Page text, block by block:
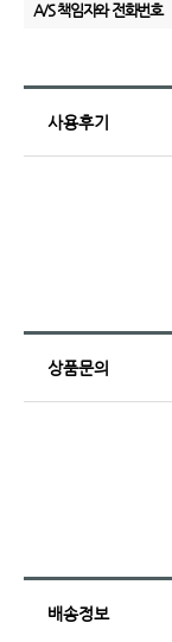
A/S 책임자와 전화번호
사용후기
상품문의
배송정보